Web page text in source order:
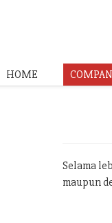
HOME
Selama
maupun